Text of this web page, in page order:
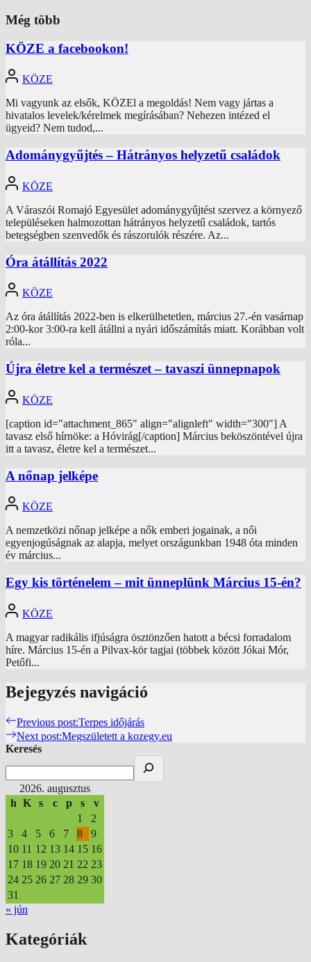
Még több
KÖZE a facebookon!
KÖZE
Mi vagyunk az elsők, KÖZEl a megoldás! Nem vagy jártas a
hivatalos levelek/kérelmek megírásában? Nehezen intézed el
ügyeid? Nem tudod,...
Adománygyűjtés – Hátrányos helyzetű családok
KÖZE
A Váraszói Romajó Egyesület adománygyűjtést szervez a környező
településeken halmozottan hátrányos helyzetű családok, tartós
betegségben szenvedők és rászorulók részére. Az...
Óra átállítás 2022
KÖZE
Az óra átállítás 2022-ben is elkerülhetetlen, március 27.-én vasárnap
2:00-kor 3:00-ra kell átállni a nyári időszámítás miatt. Korábban volt
róla...
Újra életre kel a természet – tavaszi ünnepnapok
KÖZE
[caption id="attachment_865" align="alignleft" width="300"] A
tavasz első hírnöke: a Hóvirág[/caption] Március beköszöntével újra
itt a tavasz, életre kel a természet...
A nőnap jelképe
KÖZE
A nemzetközi nőnap jelképe a nők emberi jogainak, a női
egyenjogúságnak az alapja, melyet országunkban 1948 óta minden
év március...
Egy kis történelem – mit ünneplünk Március 15-én?
KÖZE
A magyar radikális ifjúságra ösztönzően hatott a bécsi forradalom
híre. Március 15-én a Pilvax-kör tagjai (többek között Jókai Mór,
Petőfi...
Bejegyzés navigáció
Previous post:Terpes időjárás
Next post:Megszületett a kozegy.eu
Keresés
2026. augusztus
h K s c p s
v
1
2
3
4 5 6 7 8
9
10 11 12 13 14 15 16
17 18 19 20 21 22 23
24 25 26 27 28 29 30
31
« jún
Kategóriák